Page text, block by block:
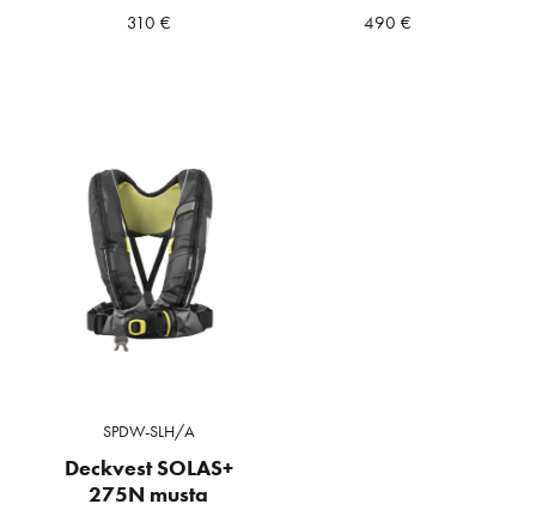
310 € 490 €
SPDW-SLH/A
Deckvest SOLAS+
275N musta